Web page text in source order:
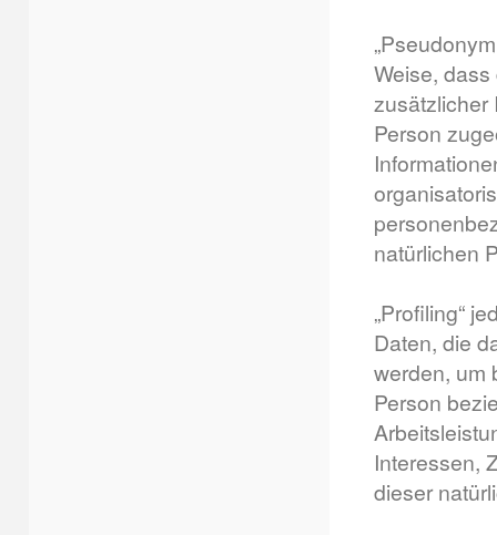
Weise,
zusätzlicher
Person
natürlichen
„Profiling“
Daten, die
werden, um
Person
Interessen,
dieser